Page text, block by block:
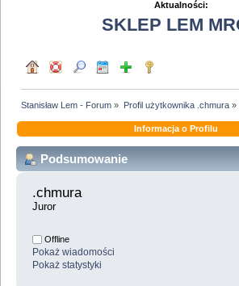
Aktualności:
SKLEP LEM
Stanisław Lem - Forum » Profil użytkownika .chmura»
Informacja o Profilu
Podsumowanie
.chmura
Juror
Offline
Pokaż wiadomości
Pokaż statystyki